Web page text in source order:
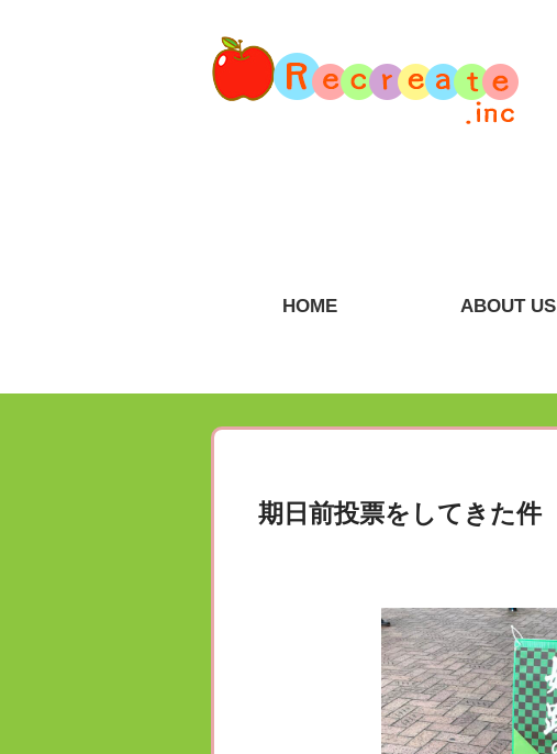
HOME ABOUT US
期日前投票をしてきた件